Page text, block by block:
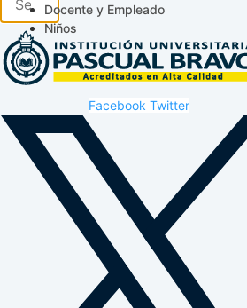
Docente y Empleado
Niños
Facebook Twitter